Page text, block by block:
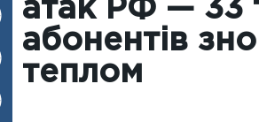
атак РФ — 33
абонентів
теплом